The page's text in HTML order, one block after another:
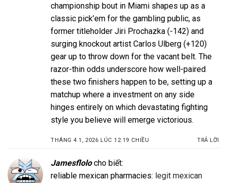
championship bout in Miami shapes up as a
classic pick’em for the gambling public, as
former titleholder Jiri Prochazka (-142) and
surging knockout artist Carlos Ulberg (+120)
gear up to throw down for the vacant belt. The
razor-thin odds underscore how well-paired
these two finishers happen to be, setting up a
matchup where a investment on any side
hinges entirely on which devastating fighting
style you believe will emerge victorious.
THÁNG 4 1, 2026 LÚC 12:19 CHIỀU TRẢ LỜI
Jamesflolo cho biết:
reliable mexican pharmacies: legit mexican